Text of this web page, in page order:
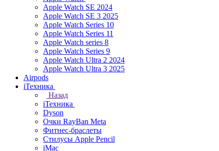
Apple Watch SE 2024
Apple Watch SE 3 2025
Apple Watch Series 10
Apple Watch Series 11
Apple Watch series 8
Apple Watch Series 9
Apple Watch Ultra 2 2024
Apple Watch Ultra 3 2025
Airpods
iТехника
Назад
iТехника
Dyson
Очки RayBan Meta
Фитнес-браслеты
Стилусы Apple Pencil
iMac